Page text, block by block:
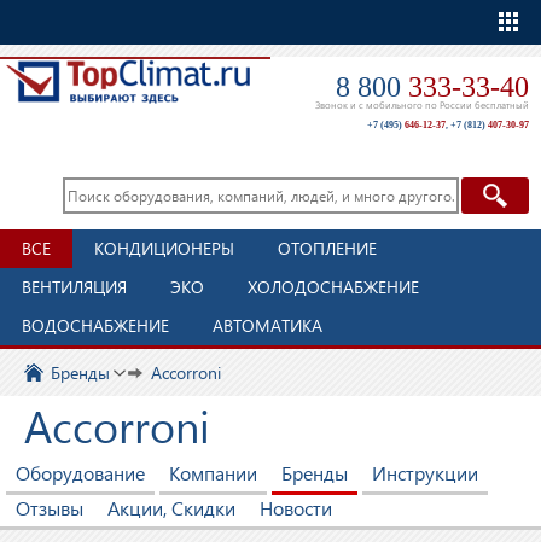
8 800 333-33-40
Звонок и с мобильного по России бесплатный
+7 (495) 646-12-37, +7 (812) 407-30-97
ВСЕ КОНДИЦИОНЕРЫ
ОТОПЛЕНИЕ
ВЕНТИЛЯЦИЯ
ЭКО
ХОЛОДОСНАБЖЕНИЕ
ВОДОСНАБЖЕНИЕ
АВТОМАТИКА
Бренды Accorroni
Accorroni
Оборудование Компании Бренды
Инструкции
Отзывы
Акции, Скидки Новости